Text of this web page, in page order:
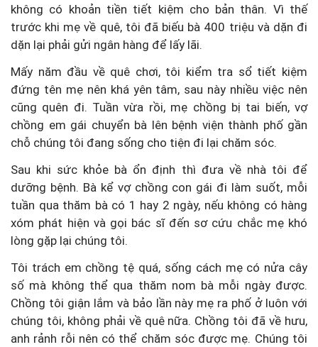
không có khoản tiền tiết kiệm cho bản thân. Vì thế
trước khi mẹ về quê, tôi đã biếu bà 400 triệu và dặn đi
dặn lại phải gửi ngân hàng để lấy lãi.
Mấy năm đầu về quê chơi, tôi kiểm tra sổ tiết kiệm
đứng tên mẹ nên khá yên tâm, sau này nhiều việc nên
cũng quên đi. Tuần vừa rồi, mẹ chồng bị tai biến, vợ
chồng em gái chuyển bà lên bệnh viện thành phố gần
chỗ chúng tôi đang sống cho tiện đi lại chăm sóc.
Sau khi sức khỏe bà ổn định thì đưa về nhà tôi để
dưỡng bệnh. Bà kể vợ chồng con gái đi làm suốt, mỗi
tuần qua thăm bà có 1 hay 2 ngày, nếu không có hàng
xóm phát hiện và gọi bác sĩ đến sơ cứu chắc mẹ khó
lòng gặp lại chúng tôi.
Tôi trách em chồng tệ quá, sống cách mẹ có nửa cây
số mà không thể qua thăm nom bà mỗi ngày được.
Chồng tôi giận lắm và bảo lần này mẹ ra phố ở luôn với
chúng tôi, không phải về quê nữa. Chồng tôi đã về hưu,
anh rảnh rỗi nên có thể chăm sóc được mẹ. Chúng tôi